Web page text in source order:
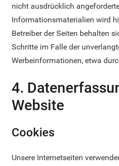
nicht ausdrücklich
Informationsmaterialien wird
Betreiber der Seiten behalten
Schritte im Falle der
Werbeinformationen, etwa
4.
Website
Cookies
Unsere Internetseiten